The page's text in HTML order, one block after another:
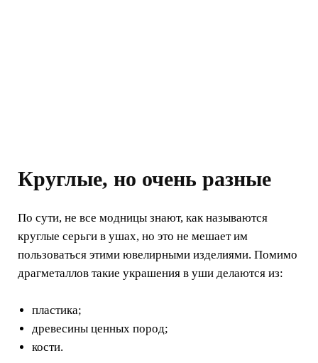
Круглые, но очень разные
По сути, не все модницы знают, как называются
круглые серьги в ушах, но это не мешает им
пользоваться этими ювелирными изделиями. Помимо
драгметаллов такие украшения в уши делаются из:
пластика;
древесины ценных пород;
кости.